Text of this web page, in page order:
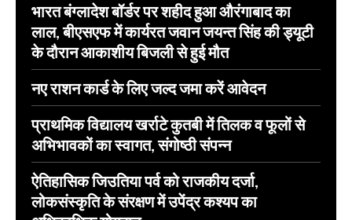
भारत बंग्लादेश बॉर्डर पर शहीद हुआ औरंगाबाद का
लाल, बीएसएफ में कार्यरत जवान जयन्त सिंह की ड्यूटी
के दौरान आकाशीय बिजली से हुई मौत
नए राशन कार्ड के लिए जल्द जमा करें आवेदन
प्राथमिक विद्यालय खर्राटे कुतबी में तिलक व फूलों से
अभिभावकों का स्वागत, संगोष्ठी संपन्न
ऐतिहासिक जिउतिया पर्व को राजकीय दर्जा,
लोकसंस्कृति के संरक्षण में उपेंद्र कश्यप का